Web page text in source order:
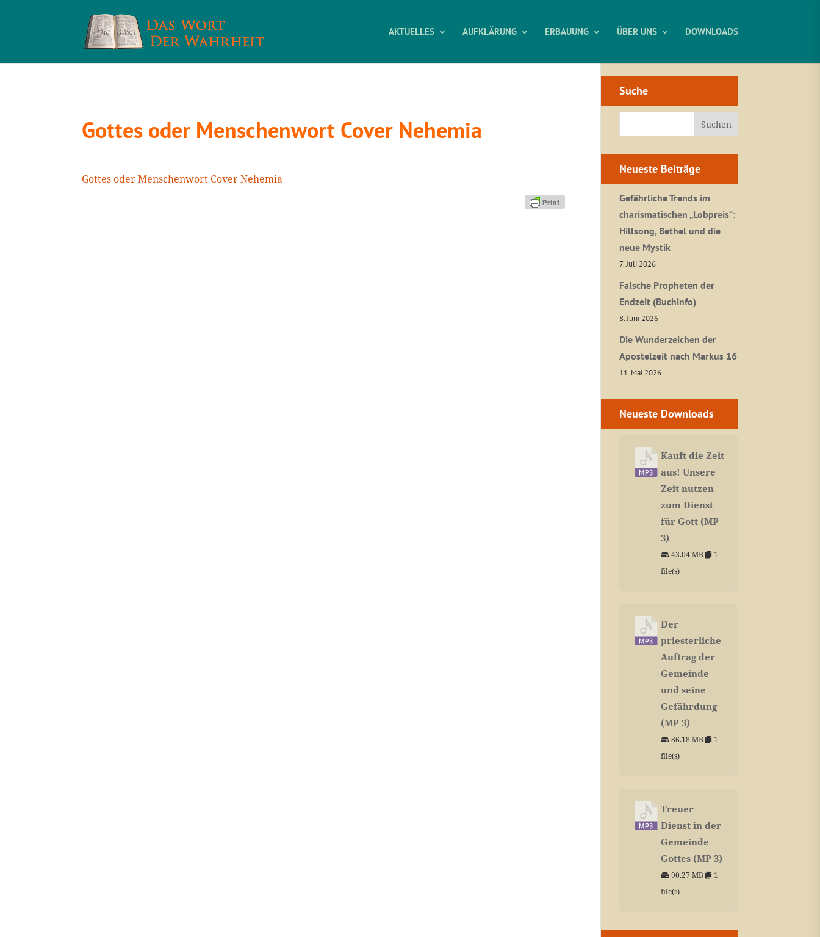
AKTUELLES AUFKLÄRUNG ERBAUUNG ÜBER UNS DOWNLOADS
Gottes oder Menschenwort Cover Nehemia
Gottes oder Menschenwort Cover Nehemia
Suche
Neueste Beiträge
Gefährliche Trends im
charismatischen „Lobpreis“:
Hillsong, Bethel und die
neue Mystik
7. Juli 2026
Falsche Propheten der
Endzeit (Buchinfo)
8. Juni 2026
Die Wunderzeichen der
Apostelzeit nach Markus 16
11. Mai 2026
Neueste Downloads
Kauft die Zeit
aus! Unsere
Zeit nutzen
zum Dienst
für Gott (MP
3)
43.04 MB
1
file(s)
Der
priesterliche
Auftrag der
Gemeinde
und seine
Gefährdung
(MP 3)
86.18 MB
1
file(s)
Treuer
Dienst in der
Gemeinde
Gottes (MP 3)
90.27 MB
1
file(s)